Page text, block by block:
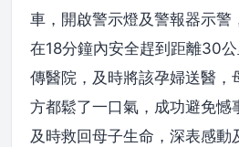
車，開啟警示燈及警報器示警
在18分鐘內安全趕到距離30
傳醫院，及時將該孕婦送醫，
方都鬆了一口氣，成功避免憾
及時救回母子生命，深表感動